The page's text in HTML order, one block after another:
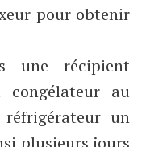
pour obtenir
une récipient
au
un
plusieurs jours